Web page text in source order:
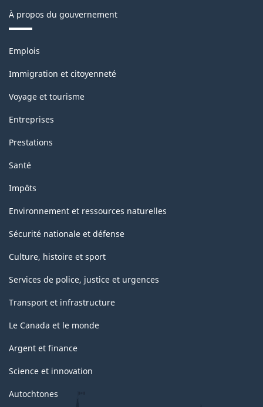
À propos du gouvernement
Thèmes
sujets
Emplois
Immigration et citoyenneté
Voyage et tourisme
Entreprises
Prestations
Santé
Impôts
Environnement et ressources naturelles
Sécurité nationale et défense
Culture, histoire et sport
Services de police, justice et urgences
Transport et infrastructure
Le Canada et le monde
Argent et finance
Science et innovation
Autochtones